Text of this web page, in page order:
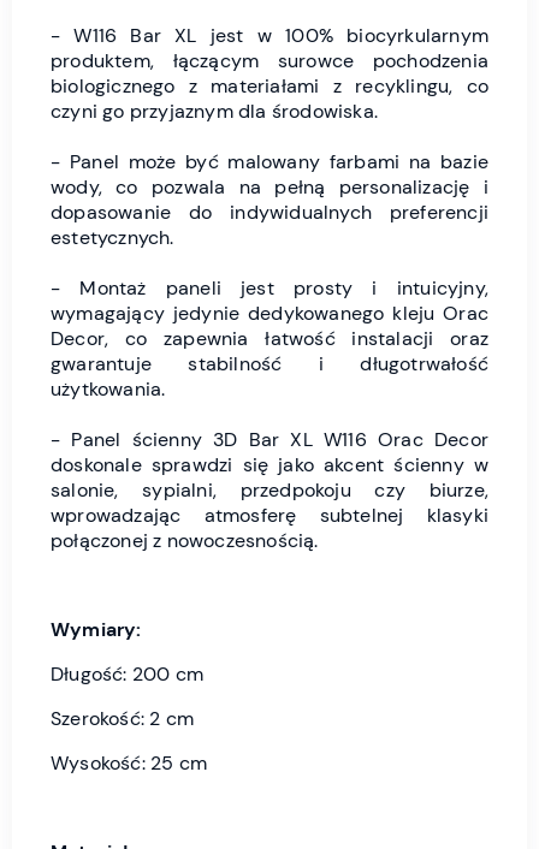
- W116 Bar XL jest w 100% biocyrkularnym
produktem, łączącym surowce pochodzenia
biologicznego z materiałami z recyklingu, co
czyni go przyjaznym dla środowiska.
- Panel może być malowany farbami na bazie
wody, co pozwala na pełną personalizację i
dopasowanie do indywidualnych preferencji
estetycznych.
- Montaż paneli jest prosty i intuicyjny,
wymagający jedynie dedykowanego kleju Orac
Decor, co zapewnia łatwość instalacji oraz
gwarantuje stabilność i długotrwałość
użytkowania.
- Panel ścienny 3D Bar XL W116 Orac Decor
doskonale sprawdzi się jako akcent ścienny w
salonie, sypialni, przedpokoju czy biurze,
wprowadzając atmosferę subtelnej klasyki
połączonej z nowoczesnością.
Wymiary:
Długość: 200 cm
Szerokość: 2 cm
Wysokość: 25 cm